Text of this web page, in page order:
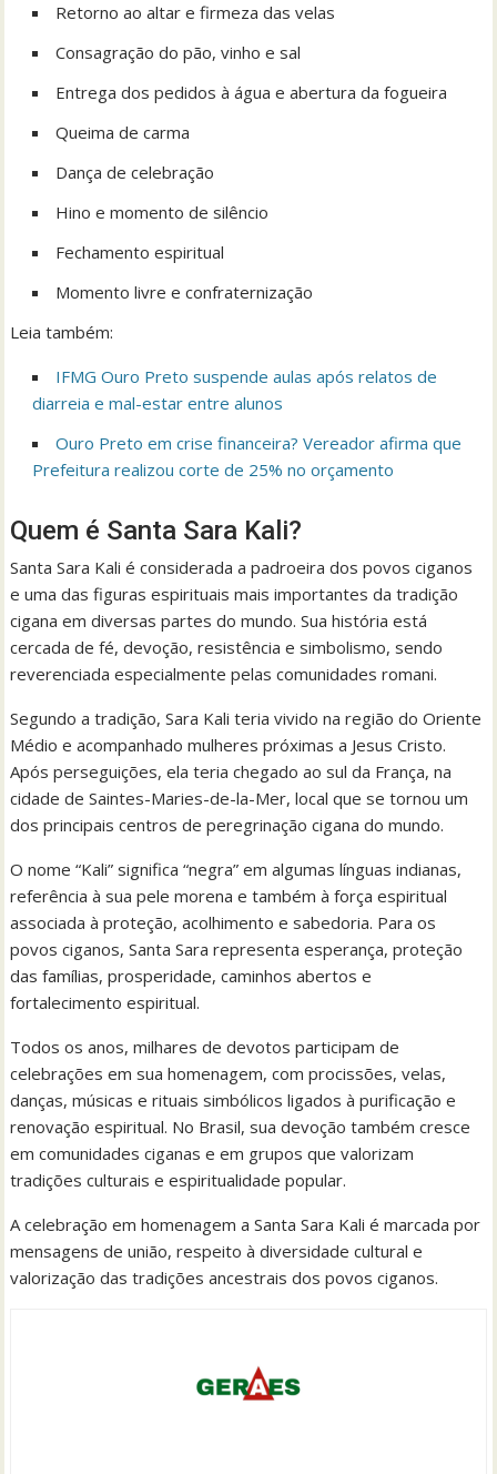
Retorno ao altar e firmeza das velas
Consagração do pão, vinho e sal
Entrega dos pedidos à água e abertura da fogueira
Queima de carma
Dança de celebração
Hino e momento de silêncio
Fechamento espiritual
Momento livre e confraternização
Leia também:
IFMG Ouro Preto suspende aulas após relatos de
diarreia e mal-estar entre alunos
Ouro Preto em crise financeira? Vereador afirma que
Prefeitura realizou corte de 25% no orçamento
Quem é Santa Sara Kali?
Santa Sara Kali é considerada a padroeira dos povos ciganos
e uma das figuras espirituais mais importantes da tradição
cigana em diversas partes do mundo. Sua história está
cercada de fé, devoção, resistência e simbolismo, sendo
reverenciada especialmente pelas comunidades romani.
Segundo a tradição, Sara Kali teria vivido na região do Oriente
Médio e acompanhado mulheres próximas a Jesus Cristo.
Após perseguições, ela teria chegado ao sul da França, na
cidade de Saintes-Maries-de-la-Mer, local que se tornou um
dos principais centros de peregrinação cigana do mundo.
O nome “Kali” significa “negra” em algumas línguas indianas,
referência à sua pele morena e também à força espiritual
associada à proteção, acolhimento e sabedoria. Para os
povos ciganos, Santa Sara representa esperança, proteção
das famílias, prosperidade, caminhos abertos e
fortalecimento espiritual.
Todos os anos, milhares de devotos participam de
celebrações em sua homenagem, com procissões, velas,
danças, músicas e rituais simbólicos ligados à purificação e
renovação espiritual. No Brasil, sua devoção também cresce
em comunidades ciganas e em grupos que valorizam
tradições culturais e espiritualidade popular.
A celebração em homenagem a Santa Sara Kali é marcada por
mensagens de união, respeito à diversidade cultural e
valorização das tradições ancestrais dos povos ciganos.